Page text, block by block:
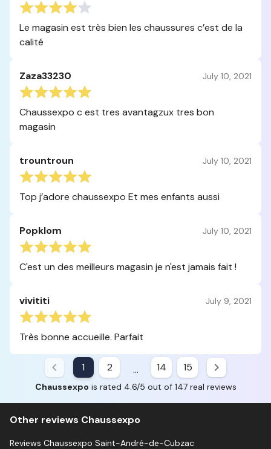
Le magasin est très bien les chaussures c’est de la
calité
Zaza33230 July 10, 2021
Chaussexpo c est tres avantagzux tres bon
magasin
trountroun July 10, 2021
Top j’adore chaussexpo Et mes enfants aussi
Popklom July 10, 2021
C'est un des meilleurs magasin je n'est jamais fait !
vivititi July 9, 2021
Très bonne accueille. Parfait
1 2 ... 14 15
Chaussexpo is rated 4.6/5 out of 147 real reviews
Other reviews Chaussexpo
Reviews Chaussexpo Saint-André-de-Cubzac